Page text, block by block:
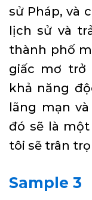
sử Pháp, và
lịch sử và
thành phố
giấc mơ trở
khả năng
lãng mạn
đó sẽ là
tôi sẽ trân
Sample 3